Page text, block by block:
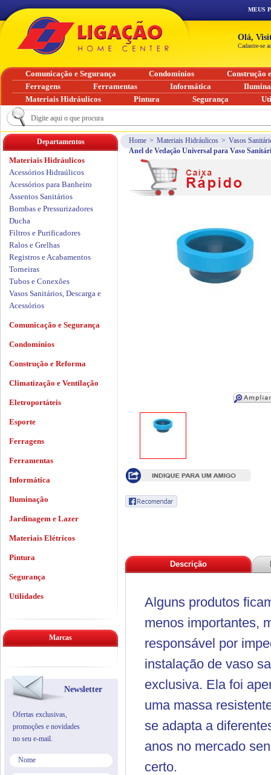
Home > Materiais Hidráulicos > Vasos
Anel de Vedação Universal para Vaso
Descrição
Alguns produtos
menos importantes,
responsável por
instalação de vaso
exclusiva. Ela foi
uma massa
se adapta a
anos no mercado
certo.
Departamentos
Materiais Hidráulicos
Acessórios Hidraúlicos
Acessórios para Banheiro
Assentos Sanitários
Bombas e Pressurizadores
Ducha
Filtros e Purificadores
Ralos e Grelhas
Registros e Acabamentos
Torneiras
Tubos e Conexões
Vasos Sanitários, Descarga e
Acessórios
Comunicação e Segurança
Condomínios
Construção e Reforma
Climatização e Ventilação
Eletroportáteis
Esporte
Ferragens
Ferramentas
Informática
Iluminação
Jardinagem e Lazer
Materiais Elétricos
Pintura
Segurança
Utilidades
Marcas
Newsletter
Ofertas exclusivas,
promoções e novidades
no seu e-mail.
MEUS
Olá,
Cadastre-se
Comunicação e Segurança Condomínios
Construção
Ferragens
Ferramentas Informática
Materiais Hidráulicos
Pintura Segurança